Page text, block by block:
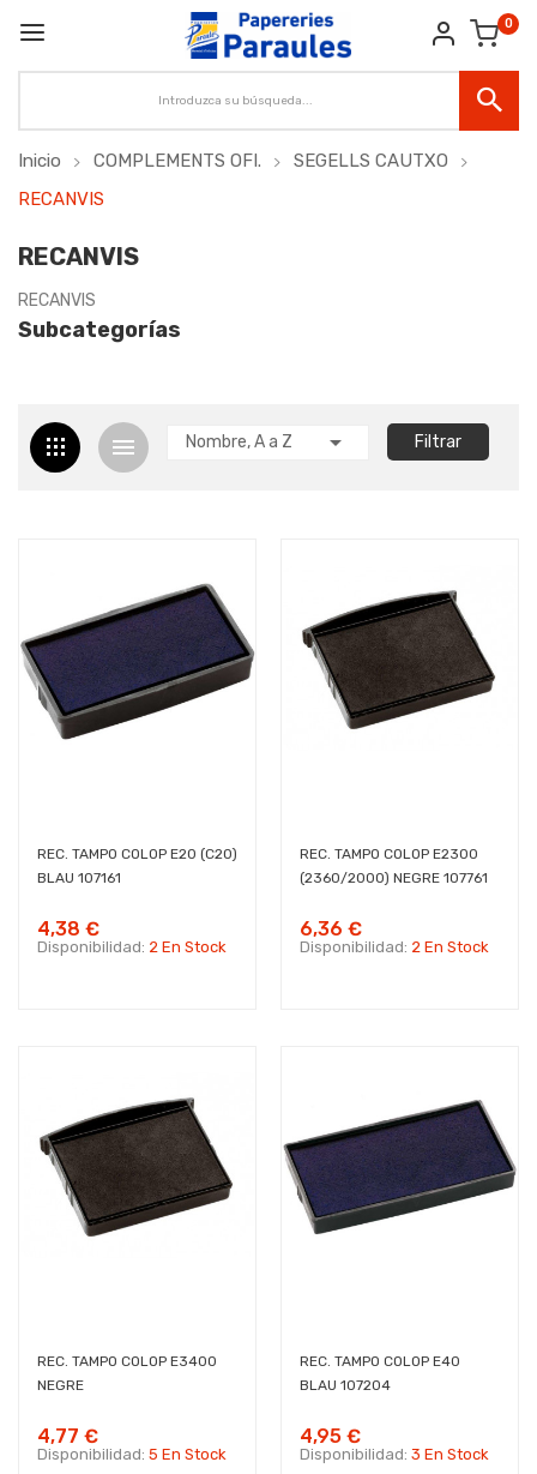
0
Inicio COMPLEMENTS OFI.
SEGELLS CAUTXO
RECANVIS
RECANVIS
RECANVIS
Subcategorías
Nombre, A a Z  Filtrar
REC. TAMPO COLOP E20 (C20)
BLAU 107161
4,38 €
Disponibilidad: 2 En Stock
REC. TAMPO COLOP E2300
(2360/2000) NEGRE 107761
6,36 €
Disponibilidad: 2 En Stock
REC. TAMPO COLOP E3400
NEGRE
4,77 €
Disponibilidad: 5 En Stock
REC. TAMPO COLOP E40
BLAU 107204
4,95 €
Disponibilidad: 3 En Stock